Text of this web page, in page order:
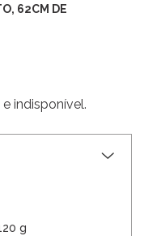
62CM DE
indisponível.
g